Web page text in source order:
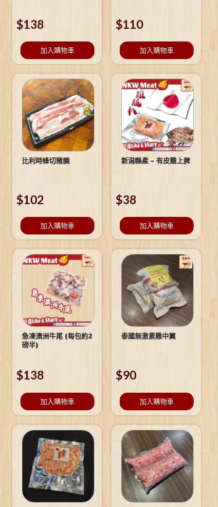
$138
加入購物車
$110
加入購物車
比利時蜂切豬腩
$102
加入購物車
新潟縣產 – 有皮雞上脾
$38
加入購物車
急凍澳洲牛尾 (每包約2
磅半)
$138
加入購物車
泰國無激素雞中翼
$90
加入購物車